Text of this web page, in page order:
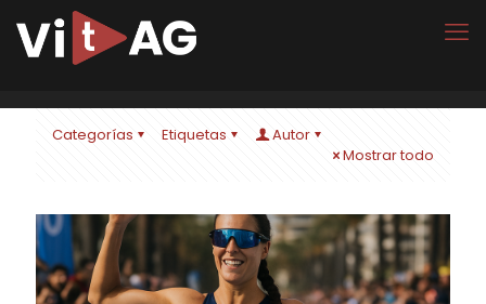
Categorías Etiquetas
Autor
Mostrar todo